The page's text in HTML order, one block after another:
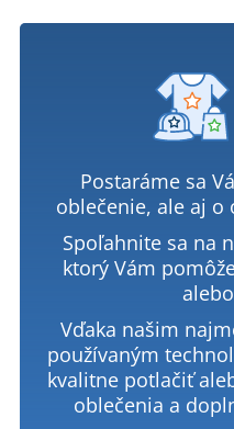
Postaráme sa
oblečenie, ale aj o
Spoľahnite sa na
ktorý Vám
Vďaka našim
používaným
kvalitne potlačiť
oblečenia a